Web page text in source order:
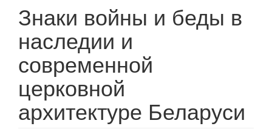
Знаки войны и беды в
наследии и
современной
церковной
архитектуре Беларуси